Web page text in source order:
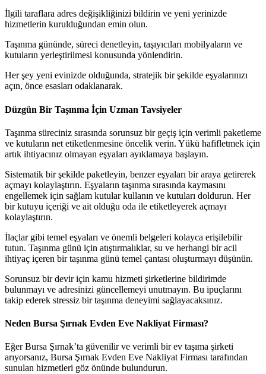
İlgili taraflara adres değişikliğinizi bildirin ve yeni yerinizde
hizmetlerin kurulduğundan emin olun.
Taşınma gününde, süreci denetleyin, taşıyıcıları mobilyaların ve
kutuların yerleştirilmesi konusunda yönlendirin.
Her şey yeni evinizde olduğunda, stratejik bir şekilde eşyalarınızı
açın, önce esasları odaklanarak.
Düzgün Bir Taşınma İçin Uzman Tavsiyeler
Taşınma süreciniz sırasında sorunsuz bir geçiş için verimli paketleme
ve kutuların net etiketlenmesine öncelik verin. Yükü hafifletmek için
artık ihtiyacınız olmayan eşyaları ayıklamaya başlayın.
Sistematik bir şekilde paketleyin, benzer eşyaları bir araya getirerek
açmayı kolaylaştırın. Eşyaların taşınma sırasında kaymasını
engellemek için sağlam kutular kullanın ve kutuları doldurun. Her
bir kutuyu içeriği ve ait olduğu oda ile etiketleyerek açmayı
kolaylaştırın.
İlaçlar gibi temel eşyaları ve önemli belgeleri kolayca erişilebilir
tutun. Taşınma günü için atıştırmalıklar, su ve herhangi bir acil
ihtiyaç içeren bir taşınma günü temel çantası oluşturmayı düşünün.
Sorunsuz bir devir için kamu hizmeti şirketlerine bildirimde
bulunmayı ve adresinizi güncellemeyi unutmayın. Bu ipuçlarını
takip ederek stressiz bir taşınma deneyimi sağlayacaksınız.
Neden Bursa Şırnak Evden Eve Nakliyat Firması?
Eğer Bursa Şırnak’ta güvenilir ve verimli bir ev taşıma şirketi
arıyorsanız, Bursa Şırnak Evden Eve Nakliyat Firması tarafından
sunulan hizmetleri göz önünde bulundurun.